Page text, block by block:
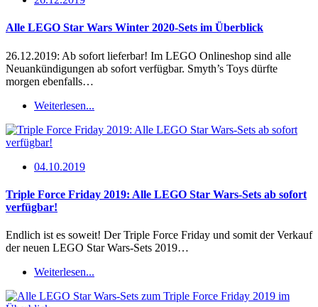
Alle LEGO Star Wars Winter 2020-Sets im Überblick
26.12.2019: Ab sofort lieferbar! Im LEGO Onlineshop sind alle
Neuankündigungen ab sofort verfügbar. Smyth’s Toys dürfte
morgen ebenfalls…
Weiterlesen...
04.10.2019
Triple Force Friday 2019: Alle LEGO Star Wars-Sets ab sofort
verfügbar!
Endlich ist es soweit! Der Triple Force Friday und somit der Verkauf
der neuen LEGO Star Wars-Sets 2019…
Weiterlesen...